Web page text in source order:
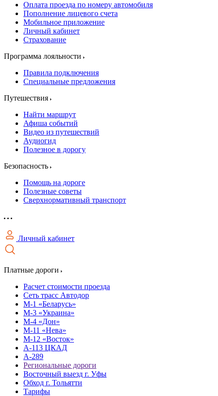
Оплата проезда по номеру автомобиля
Пополнение лицевого счета
Мобильное приложение
Личный кабинет
Страхование
Программа лояльности
Правила подключения
Специальные предложения
Путешествия
Найти маршрут
Афиша событий
Видео из путешествий
Аудиогид
Полезное в дорогу
Безопасность
Помощь на дороге
Полезные советы
Сверхнормативный транспорт
Личный кабинет
Платные дороги
Расчет стоимости проезда
Сеть трасс Автодор
М-1 «Беларусь»
М-3 «Украина»
М-4 «Дон»
М-11 «Нева»
М-12 «Восток»
А-113 ЦКАД
А-289
Региональные дороги
Восточный выезд г. Уфы
Обход г. Тольятти
Тарифы